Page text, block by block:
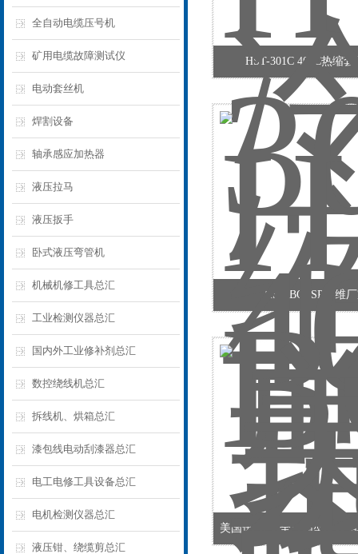
全自动电缆压号机
矿用电缆故障测试仪
电动套丝机
焊割设备
轴承感应加热器
液压拉马
液压扳手
卧式液压弯管机
机械机修工具总汇
工业检测仪器总汇
国内外工业修补剂总汇
数控绕线机总汇
拆线机、烘箱总汇
漆包线电动刮漆器总汇
电工电修工具设备总汇
电机检测仪器总汇
液压钳、绕缆剪总汇
HST-301C 401C热缩
HST-BOFSP华维
美国进口3M全冷缩型电力